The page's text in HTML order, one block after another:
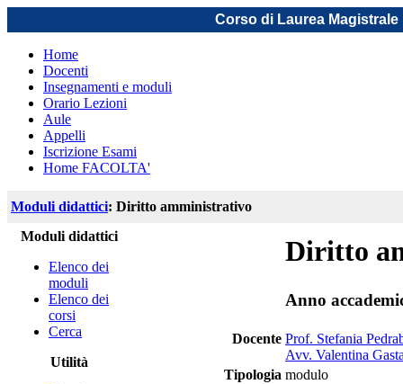
Corso di Laurea
Home
Docenti
Insegnamenti e moduli
Orario Lezioni
Aule
Appelli
Iscrizione Esami
Home FACOLTA'
Moduli didattici: Diritto amministrativo
Moduli didattici
Elenco dei
moduli
Elenco dei
corsi
Cerca
Utilità
Diritto
Anno
Docente Prof. Stefania
Avv. Valentina
Tipologia modulo